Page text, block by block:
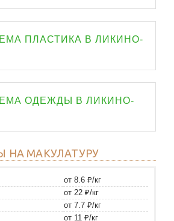
ПЛАСТИКА В ЛИКИНО-
ОДЕЖДЫ В ЛИКИНО-
НА МАКУЛАТУРУ
от 8.6 ₽/кг
от 22 ₽/кг
от 7.7 ₽/кг
от 11 ₽/кг